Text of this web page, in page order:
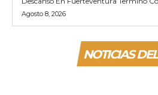
Agosto 8, 2026
NOTICIAS